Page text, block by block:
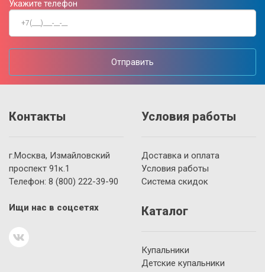
Укажите телефон
Отправить
Контакты
г.Москва, Измайловский
проспект 91к.1
Телефон: 8 (800) 222-39-90
Ищи нас в соцсетях
Условия работы
Доставка и оплата
Условия работы
Система скидок
Каталог
Купальники
Детские купальники